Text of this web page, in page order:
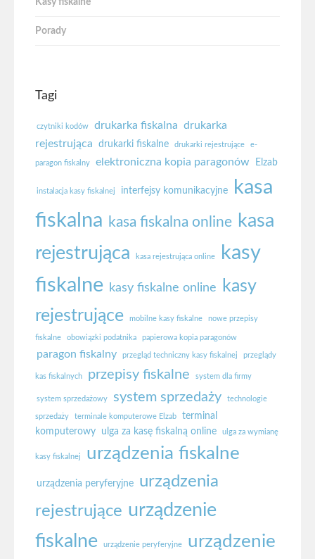
Kasy fiskalne
Porady
Tagi
czytniki kodów drukarka fiskalna drukarka
rejestrująca
drukarki fiskalne drukarki rejestrujące e-
paragon fiskalny elektroniczna kopia paragonów Elzab
instalacja kasy fiskalnej interfejsy komunikacyjne
kasa
fiskalna kasa fiskalna online kasa
rejestrująca
kasa rejestrująca online
kasy
fiskalne kasy fiskalne online
kasy
rejestrujące
mobilne kasy fiskalne nowe przepisy
fiskalne obowiązki podatnika papierowa kopia paragonów
paragon fiskalny przegląd techniczny kasy fiskalnej przeglądy
kas fiskalnych przepisy fiskalne system dla firmy
system sprzedażowy system sprzedaży technologie
sprzedaży terminale komputerowe Elzab
terminal
komputerowy
ulga za kasę fiskalną online ulga za wymianę
kasy fiskalnej urządzenia fiskalne
urządzenia peryferyjne
urządzenia
rejestrujące urządzenie
fiskalne
urządzenie peryferyjne urządzenie